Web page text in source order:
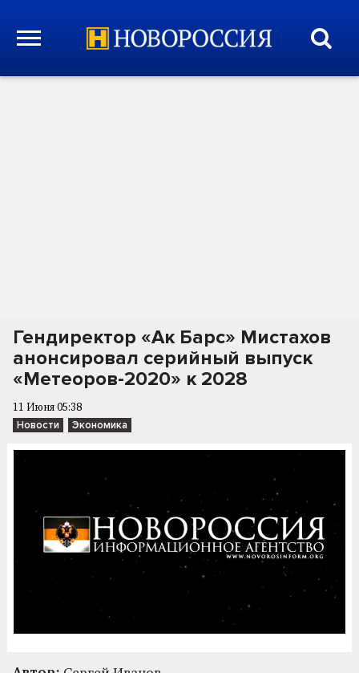
Гендиректор «Ак Барс» Мистахов
анонсировал серийный выпуск
«Метеоров-2020» к 2028
11 Июня 05:38
Новости Экономика